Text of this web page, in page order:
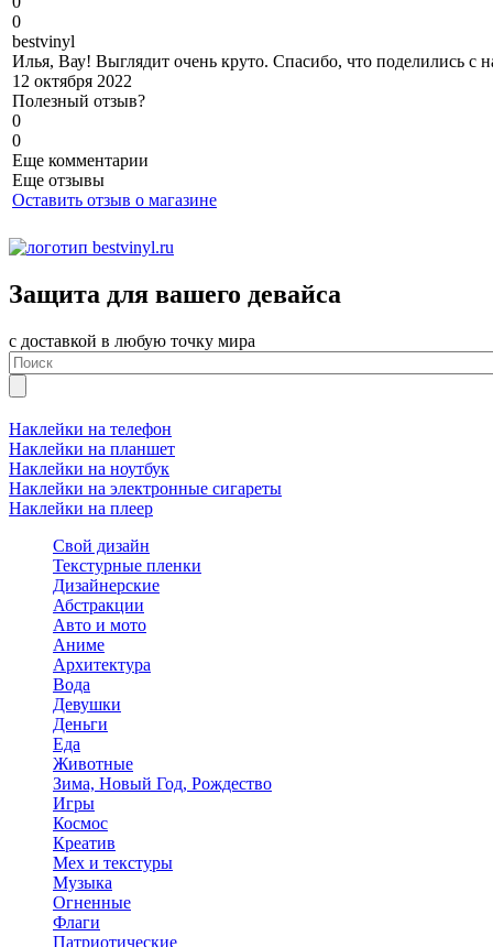
0
bestvinyl
Илья, Вау! Выглядит очень круто. Спасибо, что поделились с
12 октября 2022
Полезный отзыв?
0
0
Еще комментарии
Еще отзывы
Оставить отзыв о магазине
Защита для вашего девайса
с доставкой в любую точку мира
Наклейки на телефон
Наклейки на планшет
Наклейки на ноутбук
Наклейки на электронные сигареты
Наклейки на плеер
Свой дизайн
Текстурные пленки
Дизайнерские
Абстракции
Авто и мото
Аниме
Архитектура
Вода
Девушки
Деньги
Еда
Животные
Зима, Новый Год, Рождество
Игры
Космос
Креатив
Мех и текстуры
Музыка
Огненные
Флаги
Патриотические